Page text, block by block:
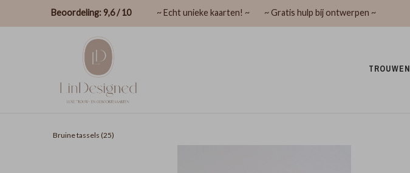
Beoordeling: 9,6 / 10 ~ Echt unieke kaarten! ~ ~ Gratis hulp bij ontwerpen ~
TROUWEN
Bruine tassels (25)